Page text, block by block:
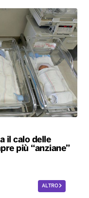
il calo delle
più “anziane”
ALTRO